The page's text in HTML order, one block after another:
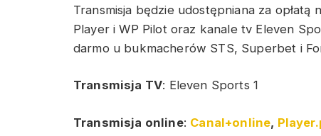
Transmisja będzie udostępniana za
Player i WP Pilot oraz kanale tv Eleven
darmo u bukmacherów STS, Superbet i
Transmisja TV: Eleven Sports 1
Transmisja online: Canal+online,